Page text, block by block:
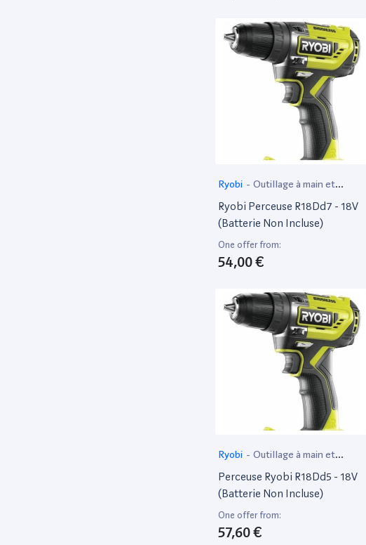
Brasage, Thermo-Retraction,
Ryobi - Outillage à main et
électroportatif
Ryobi Perceuse R18Dd7 - 18V
(Batterie Non Incluse)
One offer from:
54,00 €
Ryobi - Outillage à main et
électroportatif
Perceuse Ryobi R18Dd5 - 18V
(Batterie Non Incluse)
One offer from:
57,60 €